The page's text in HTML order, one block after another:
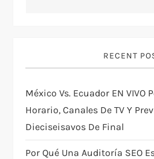
g
a
RECENT
México Vs. Ecuador EN VIVO
Horario, Canales De TV Y
Dieciseisavos De Final
Por Qué Una Auditoría SEO